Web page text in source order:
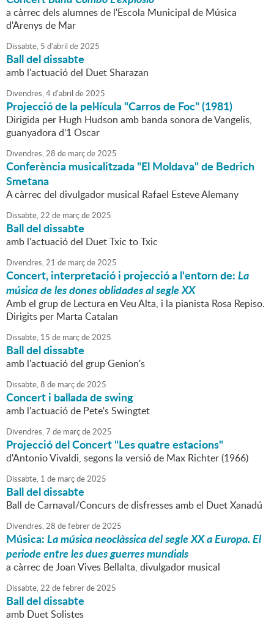
a càrrec dels alumnes de l'Escola Municipal de Música
d'Arenys de Mar
Dissabte, 5 d'abril de2025
Ball del dissabte
amb l'actuació del Duet Sharazan
Divendres,4d'abril de2025
Projecció de la pel·lícula "Carros de Foc" (1981)
Dirigida per Hugh Hudson amb banda sonora de Vangelis,
guanyadora d'1 Oscar
Divendres,28 de marçde2025
Conferència musicalitzada "El Moldava" de Bedrich
Smetana
A càrrec del divulgador musical Rafael Esteve Alemany
Dissabte,22 de marçde2025
Ball del dissabte
amb l'actuació del Duet Txic to Txic
Divendres,21 de marçde2025
Concert, interpretació i projecció a l'entorn de:La
música de les dones oblidades al segle XX
Amb el grup de Lectura en Veu Alta, i la pianista Rosa Repiso.
Dirigits per Marta Catalan
Dissabte, 15 de marçde2025
Ball del dissabte
amb l'actuació del grup Genion's
Dissabte,8 de marçde2025
Concert i ballada de swing
amb l'actuació de Pete's Swingtet
Divendres,7 de marçde2025
Projecció del Concert "Les quatre estacions"
d'Antonio Vivaldi, segons la versió de Max Richter (1966)
Dissabte, 1 de marçde2025
Ball del dissabte
Ball de Carnaval/Concurs de disfresses amb el Duet Xanadú
Divendres,28 defebrerde2025
Música:La música neoclàssica del segle XX a Europa. El
periode entre les dues guerres mundials
a càrrec de Joan Vives Bellalta, divulgador musical
Dissabte,22 defebrerde2025
Ball del dissabte
amb Duet Solistes